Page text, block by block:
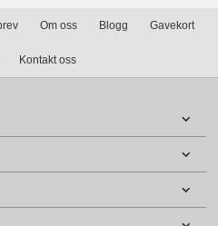
Om oss Blogg Gavekort
Kontakt oss